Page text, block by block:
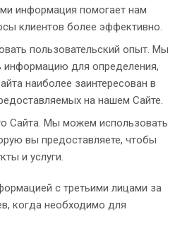
информация помогает нам
клиентов более эффективно.
пользовательский опыт. Мы
информацию для определения,
наиболее заинтересован в
на нашем Сайте.
Сайта. Мы можем использовать
вы предоставляете, чтобы
и услуги.
с третьими лицами за
когда необходимо для